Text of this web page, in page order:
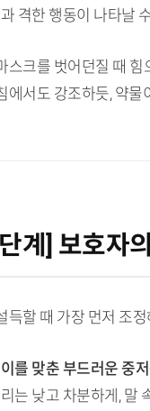
격한 행동이 나타날
스크를 벗어던질 때
에서도 강조하듯, 약
계] 보호자
득할 때 가장 먼저 조
를 맞춘 부드러운 중
는 낮고 차분하게, 말